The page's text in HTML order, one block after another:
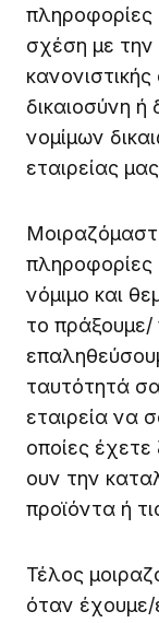
πληροφορίες
σχέση με
δικαιοσύνη ή
νομίμων
εταιρείας
πληροφορίες
νόμιμο και
το
ταυτότητά
εταιρεία να
οποίες
ουν την
προϊόντα ή
Τέλος
όταν έχουμε/